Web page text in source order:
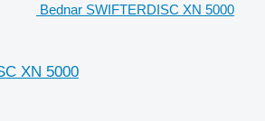
Bednar SWIFTERDISC XN 5000
XN 5000